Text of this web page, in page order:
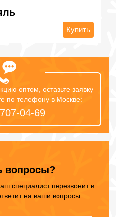
Купить
оптом, оставьте заявку
по телефону в Москве:
04-69
вопросы?
специалист перезвонит в
на ваши вопросы